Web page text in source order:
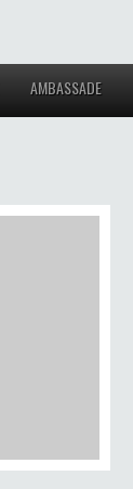
AMBASSADE